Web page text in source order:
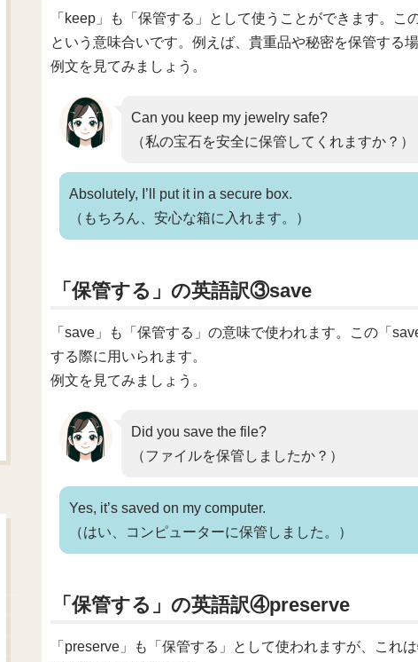
「keep」も「保管する」として使うことができます。
という意味合いです。例えば、貴重品や秘密を保管する
例文を見てみましょう。
Can you keep my jewelry safe?
（私の宝石を安全に保管してくれますか？）
Absolutely, I’ll put it in a secure box.
（もちろん、安心な箱に入れます。）
「保管する」の英語訳③save
「save」も「保管する」の意味で使われます。この「
する際に用いられます。
例文を見てみましょう。
Did you save the file?
（ファイルを保管しましたか？）
Yes, it’s saved on my computer.
（はい、コンピューターに保管しました。）
「保管する」の英語訳④preserve
「preserve」も「保管する」として使われますが、これ